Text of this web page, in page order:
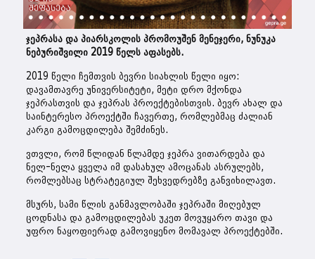
ჯეპრასა და პიარსკოლის პრომოუშენ მენეჯერი, ნუნუკა
ნებურიშვილი 2019 წელს აფასებს.
2019 წელი ჩემთვის ბევრი სიახლის წელი იყო:
დავამთავრე უნივერსიტეტი, მეტი დრო მქონდა
ჯეპრასთვის და ჯეპრას პროექტებისთვის. ბევრ ახალ და
საინტერესო პროექტში ჩავერთე, რომლებმაც ძალიან
კარგი გამოცდილება შემძინეს.
ვთვლი, რომ წლიდან წლამდე ჯეპრა ვითარდება და
ნელ-ნელა ყველა იმ დასახულ ამოცანას ასრულებს,
რომლებსაც სტრატეგიულ შეხვედრებზე განვიხილავთ.
მსურს, სამი წლის განმავლობაში ჯეპრაში მიღებულ
ცოდნასა და გამოცდილებას უკეთ მოვუყარო თავი და
უფრო ნაყოფიერად გამოვიყენო მომავალ პროექტებში.